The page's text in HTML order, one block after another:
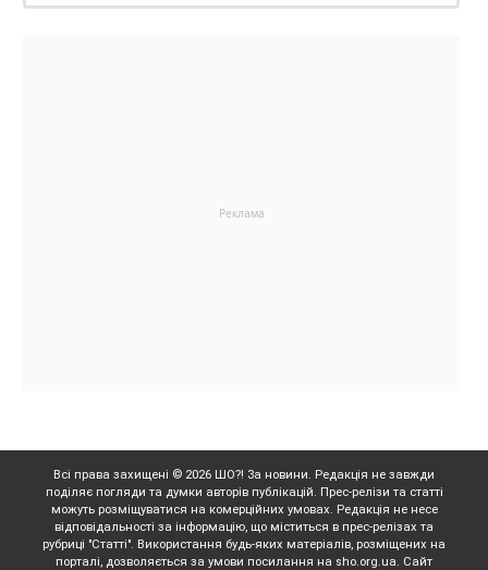
Всі права захищені © 2026 ШО?! За новини. Редакція не завжди
поділяє погляди та думки авторів публікацій. Прес-релізи та статті
можуть розміщуватися на комерційних умовах. Редакція не несе
відповідальності за інформацію, що міститься в прес-релізах та
рубриці "Статті". Використання будь-яких матеріалів, розміщених на
порталі, дозволяється за умови посилання на sho.org.ua. Сайт